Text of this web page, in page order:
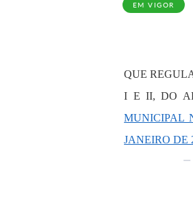
Empregos & Oportunidades
EM VIGOR
QUE
I E II, DO
MUNICIPAL
JANEIRO DE